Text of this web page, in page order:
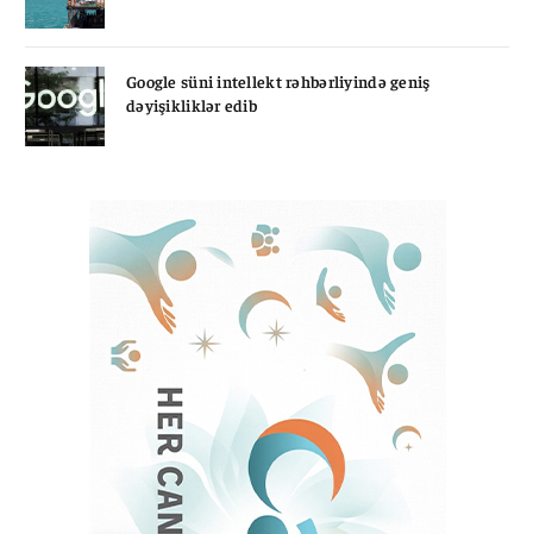
Google süni intellekt rəhbərliyində geniş
dəyişikliklər edib